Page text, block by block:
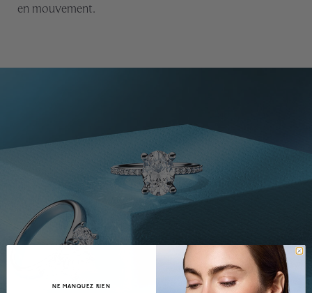
en mouvement.
NE MANQUEZ RIEN